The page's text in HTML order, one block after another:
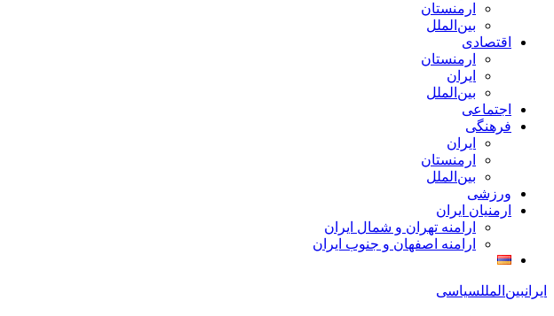
ارمنستان
بین‌الملل
اقتصادی
ارمنستان
ایران
بین‌الملل
اجتماعی
فرهنگی
ایران
ارمنستان
بین‌الملل
ورزشی
ارمنیان ایران
ارامنه تهران و شمال ایران
ارامنه اصفهان و جنوب ایران
ایرانبین‌المللسیاسی